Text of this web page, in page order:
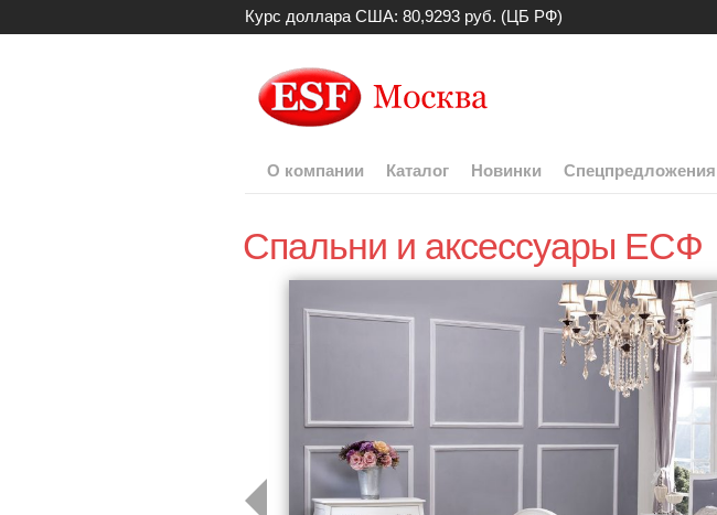
Курс доллара США: 80,9293 руб. (ЦБ РФ)
О компании Каталог Новинки Спецпредложения
Спальни и аксессуары ЕСФ